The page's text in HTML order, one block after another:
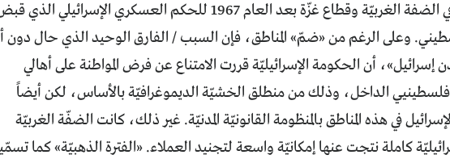
خضع المجتمع الفلسطيني في الضفة الغربيّة وقطاع غزّة بعد العام 1967 للحكم العسكري الإسرائيلي الذي
وعلى الرغم من «ضمّ» المناطق، فإن السبب / الفارق الوحيد الذي حال دون
أن الحكومة الإسرائيليّة قررت الامتناع عن فرض المواطنة على أهالي
الداخل، وذلك من منطلق الخشيّة الديموغرافيّة بالأساس، لكن أيضاً
في هذه المناطق بالمنظومة القانونيّة المدنيّة. غير ذلك، كانت الضفّة الغربيّة
كاملة نتجت عنها إمكانيّة واسعة لتجنيد العملاء. «الفترة الذهبيّة» كما